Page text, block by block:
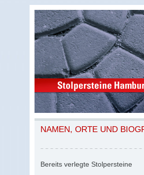
NAMEN, ORTE UND
Bereits verlegte Stolpersteine